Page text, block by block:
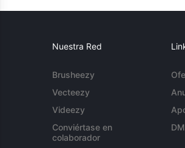
Nuestra Red
Brusheezy
Vecteezy
Videezy
Conviértase en
colaborador